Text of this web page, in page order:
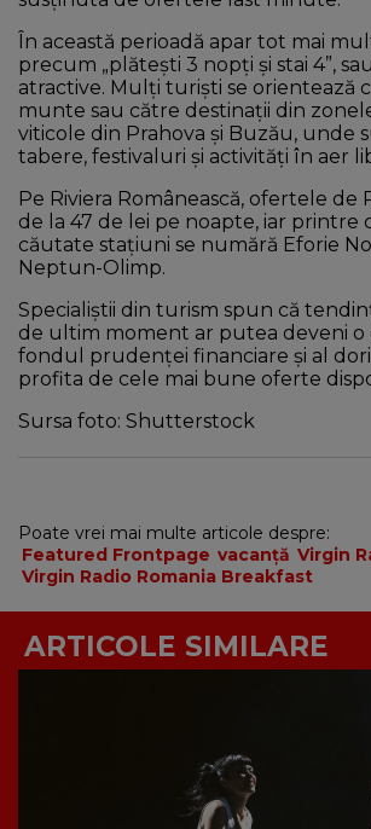
În această perioadă apar tot mai
precum „plătești 3 nopți și stai 4”,
atractive. Mulți turiști se orientează
munte sau către destinații din
viticole din Prahova și Buzău, unde
tabere, festivaluri și activități în aer
Pe Riviera Românească, ofertele de
de la 47 de lei pe noapte, iar printre
căutate stațiuni se numără Eforie
Neptun-Olimp.
Specialiștii din turism spun că
de ultim moment ar putea deveni o
fondul prudenței financiare și al
profita de cele mai bune oferte
Sursa foto: Shutterstock
Poate vrei mai multe articole despre:
Featured Frontpage vacanță Virgin
Virgin Radio Romania Breakfast
ARTICOLE SIMILARE